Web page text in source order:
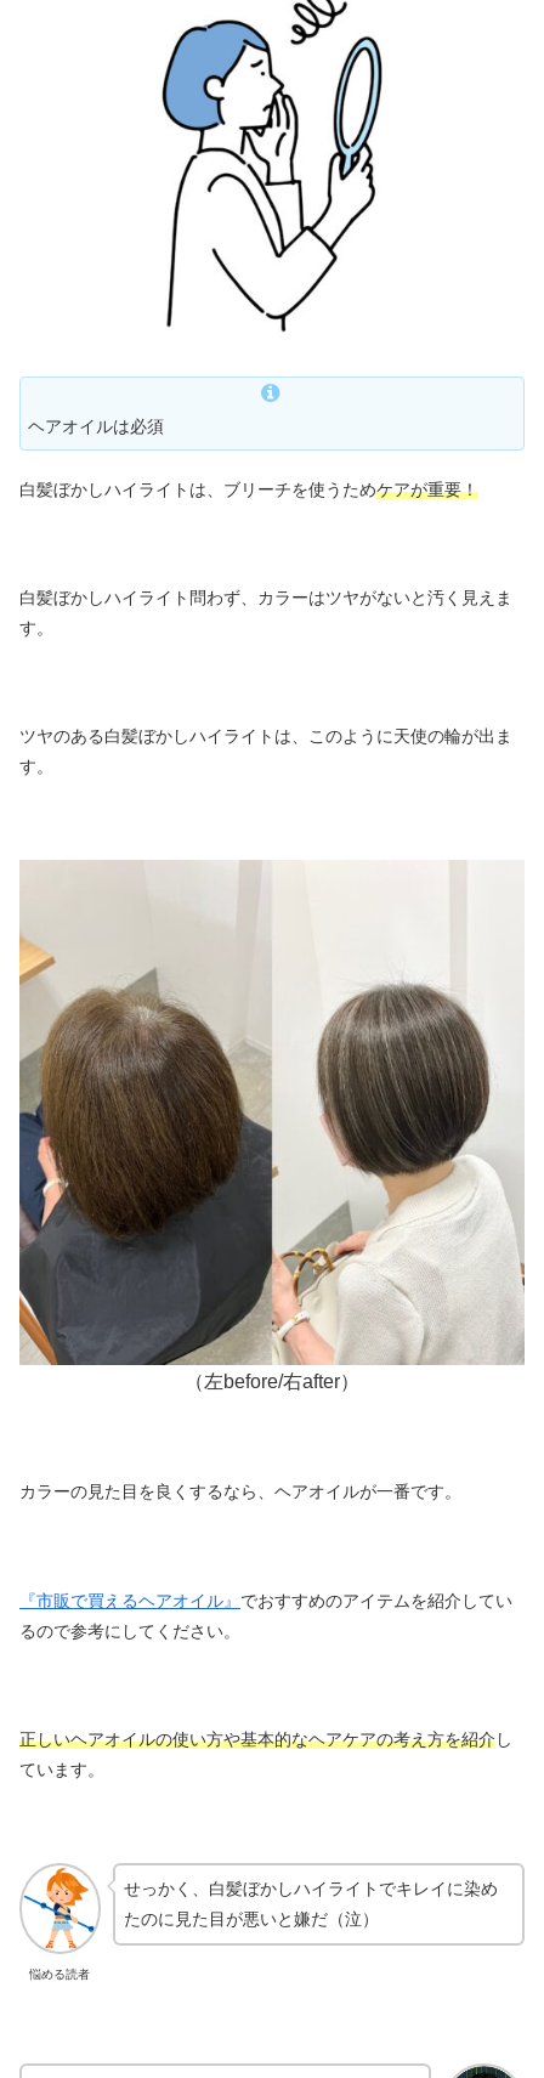
ヘアオイルは必須
白髪ぼかしハイライトは、ブリーチを使うためケアが重要！
白髪ぼかしハイライト問わず、カラーはツヤがないと汚く見えま
す。
ツヤのある白髪ぼかしハイライトは、このように天使の輪が出ま
す。
（左before/右after）
カラーの見た目を良くするなら、ヘアオイルが一番です。
『市販で買えるヘアオイル』 でおすすめのアイテムを紹介してい
るので参考にしてください。
正しいヘアオイルの使い方や基本的なヘアケアの考え方を紹介し
ています。
悩める読者
せっかく、白髪ぼかしハイライトでキレイに染め
たのに見た目が悪いと嫌だ（泣）